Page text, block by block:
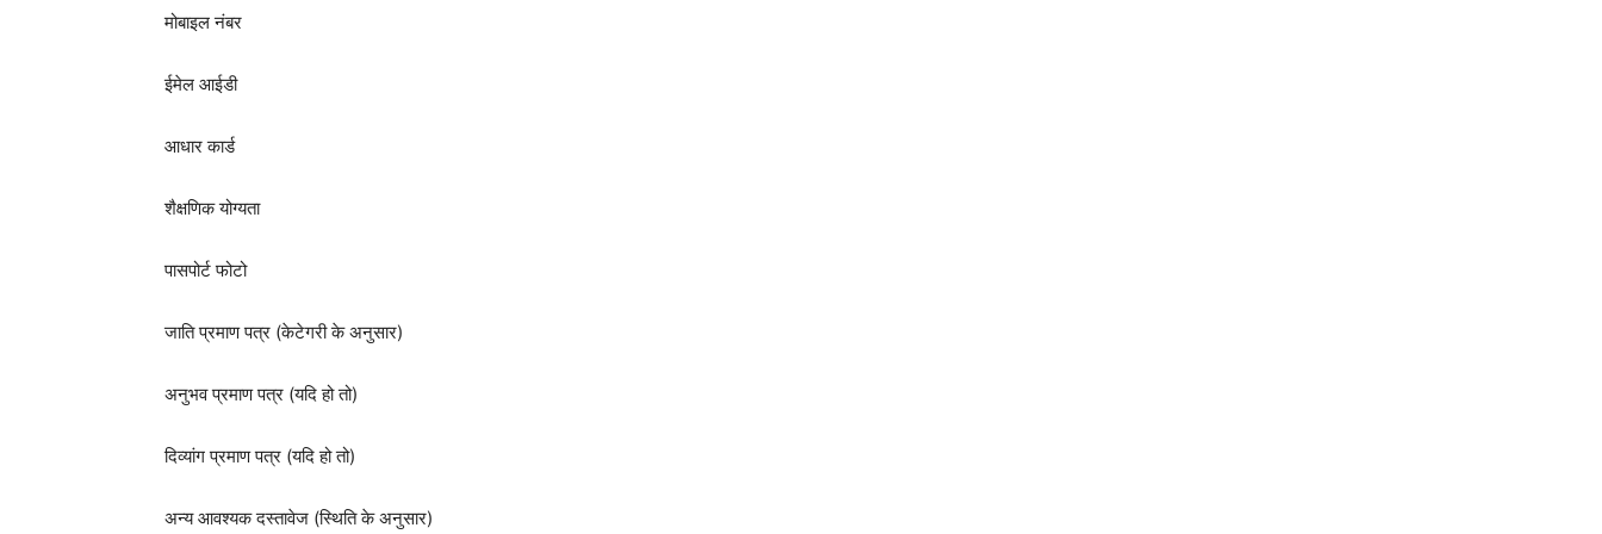
मोबाइल नंबर
ईमेल आईडी
आधार कार्ड
शैक्षणिक योग्यता
पासपोर्ट फोटो
जाति प्रमाण पत्र (केटेगरी के अनुसार)
अनुभव प्रमाण पत्र (यदि हो तो)
दिव्यांग प्रमाण पत्र (यदि हो तो)
अन्य आवश्यक दस्तावेज (स्थिति के अनुसार)